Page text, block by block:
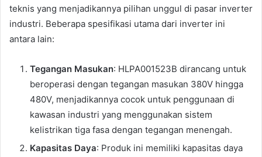
teknis yang menjadikannya pilihan unggul di pasar inverter
industri. Beberapa spesifikasi utama dari inverter ini
antara lain:
Tegangan Masukan: HLPA001523B dirancang untuk
beroperasi dengan tegangan masukan 380V hingga
480V, menjadikannya cocok untuk penggunaan di
kawasan industri yang menggunakan sistem
kelistrikan tiga fasa dengan tegangan menengah.
Kapasitas Daya: Produk ini memiliki kapasitas daya